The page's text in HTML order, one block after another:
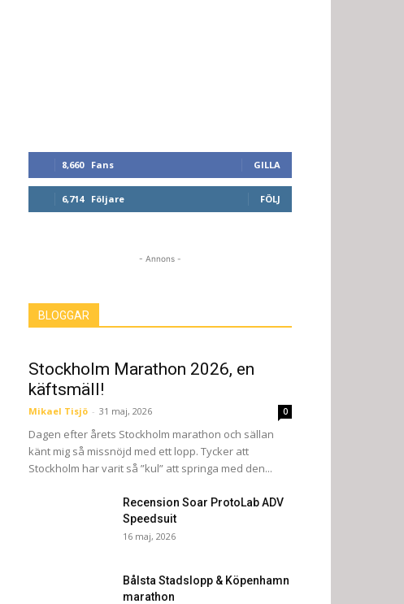
8,660 Fans GILLA
6,714 Följare FÖLJ
- Annons -
BLOGGAR
Stockholm Marathon 2026, en
käftsmäll!
Mikael Tisjö - 31 maj, 2026 0
Dagen efter årets Stockholm marathon och sällan
känt mig så missnöjd med ett lopp. Tycker att
Stockholm har varit så ”kul” att springa med den...
Recension Soar ProtoLab ADV
Speedsuit
16 maj, 2026
Bålsta Stadslopp & Köpenhamn
marathon